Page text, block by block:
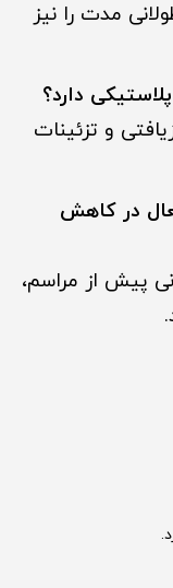
مدت را نیز
و تزئینات
در کاهش
پیش از مراسم،